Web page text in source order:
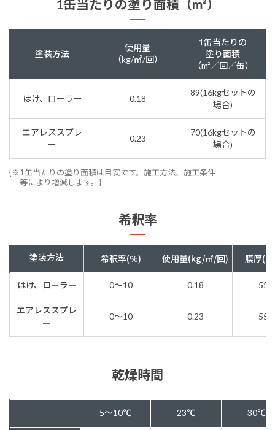
1缶当たりの塗り面積（m²）
塗装方法
使用量
（kg/㎡/回）
1缶当たりの
塗り面積
（m²／回／缶）
はけ、ローラー 0.18
89(16kgセットの
場合)
エアレススプレ
ー
0.23
70(16kgセットの
場合)
{※1缶当たりの塗り面積は目安です。施工方法、施工条件
等により増減します。}
希釈率
塗装方法 希釈率(%) 使用量(kg/㎡/回) 膜厚(
はけ、ローラー 0～10 0.18
エアレススプレ
ー
0～10 0.23
乾燥時間
5～10℃ 23℃ 30℃